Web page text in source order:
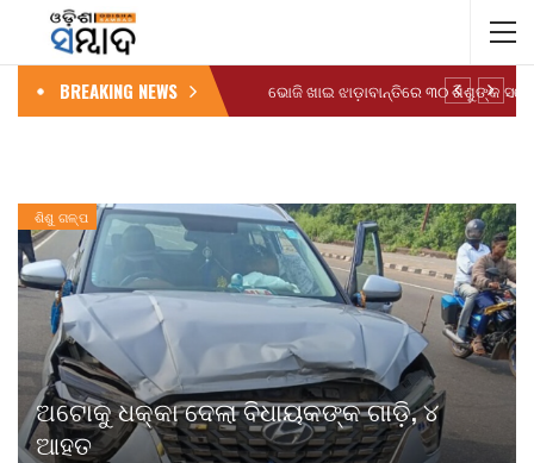
BREAKING NEWS
ଶିଶୁ ଗଳ୍ପ
ଅଟୋକୁ ଧକ୍କା ଦେଲା ବିଧାୟକଙ୍କ ଗାଡି଼, ୪
ଆହତ